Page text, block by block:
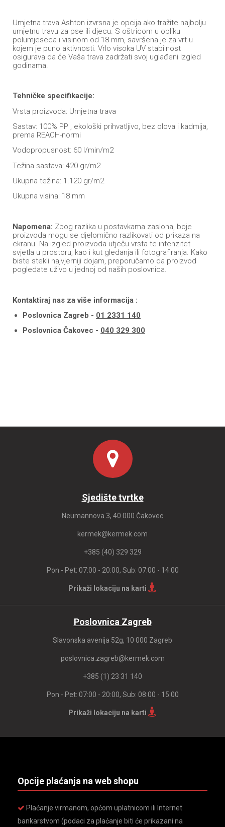
Umjetna trava Ashton izvrsna je opcija ako tražite najbolju
umjetnu travu za pse ili djecu. S oštricom u obliku
polumjeseca i visinom od 18 mm, savršena je za vrt u
kojem je puno aktivnosti. Vrlo visoka UV stabilnost
osigurava da će Vaša trava zadržati svoj uglađeni izgled
godinama.
Tehničke specifikacije:
Vrsta proizvoda: Umjetna trava
Sastav: 100% PP , ekološki prihvatljivo, bez olova i kadmija,
prema REACH-normi
Vodopropusnost: 60 l/min/m2
Težina sastava: 420 gr/m2
Ukupna težina: 1.120 gr/m2
Ukupna visina: 18 mm
Napomena: Zbog razlika u postavkama zaslona, boje
proizvoda mogu se djelomično razlikovati od prikaza na
ekranu. Na izgled proizvoda utječu vrsta te intenzitet
svjetla u prostoru, kao i kut gledanja ili fotografiranja. Kako
biste stekli najvjerniji dojam, preporučamo da proizvod
pogledate uživo u jednoj od naših poslovnica.
Kontaktiraj nas za više informacija :
Poslovnica Zagreb - 01 2331 140
Poslovnica Čakovec - 040 329 300
Sjedište tvrtke
Neumannova 3, 40 000 Čakovec
kermek@kermek.com
+385 (40) 329 329
Pon - Pet: 07:00 - 20:00, Sub: 07:00 - 14:00
Prikaži lokaciju na karti
Poslovnica Zagreb
Slavonska avenija 52g, 10 000 Zagreb
poslovnica.zagreb@kermek.com
+385 (1) 23 31 140
Pon - Pet: 07:00 - 20:00, Sub: 08:00 - 15:00
Prikaži lokaciju na karti
Opcije plaćanja na web shopu
Plaćanje virmanom, općom uplatnicom ili Internet
bankarstvom (podaci za plaćanje biti će prikazani na